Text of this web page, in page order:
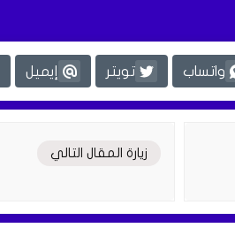
واتساب تويتر إيميل
زيارة المقال التالي